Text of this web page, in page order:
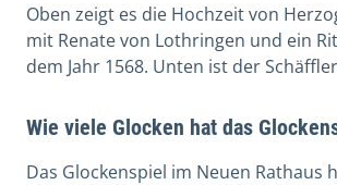
Oben zeigt es die Hochzeit von
mit Renate von Lothringen und ein
dem Jahr 1568. Unten ist der
Wie viele Glocken hat das
Das Glockenspiel im Neuen Rathaus